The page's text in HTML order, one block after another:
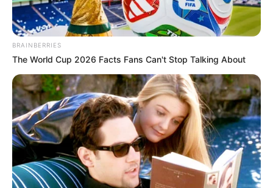
BRAINBERRIES
The World Cup 2026 Facts Fans Can't Stop Talking About